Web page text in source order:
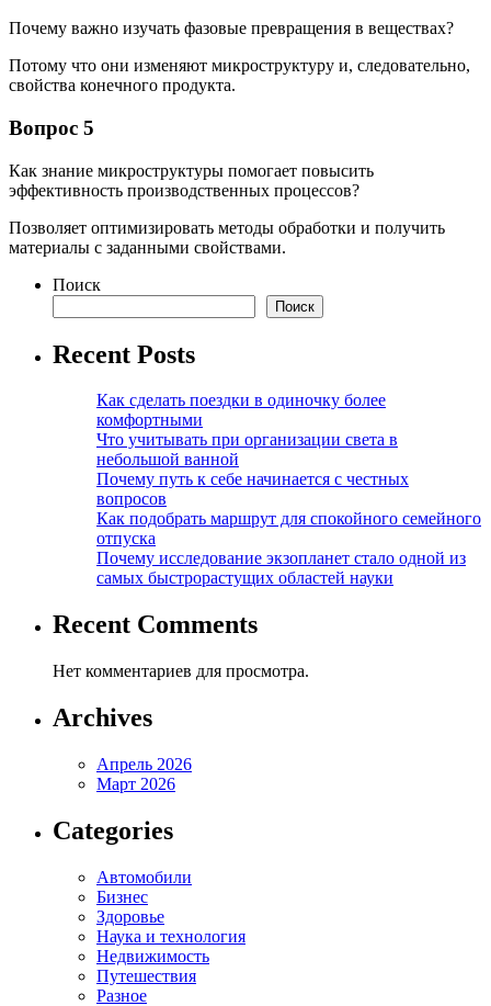
Почему важно изучать фазовые превращения в веществах?
Потому что они изменяют микроструктуру и, следовательно,
свойства конечного продукта.
Вопрос 5
Как знание микроструктуры помогает повысить
эффективность производственных процессов?
Позволяет оптимизировать методы обработки и получить
материалы с заданными свойствами.
Поиск
Поиск
Recent Posts
Как сделать поездки в одиночку более
комфортными
Что учитывать при организации света в
небольшой ванной
Почему путь к себе начинается с честных
вопросов
Как подобрать маршрут для спокойного семейного
отпуска
Почему исследование экзопланет стало одной из
самых быстрорастущих областей науки
Recent Comments
Нет комментариев для просмотра.
Archives
Апрель 2026
Март 2026
Categories
Автомобили
Бизнес
Здоровье
Наука и технология
Недвижимость
Путешествия
Разное